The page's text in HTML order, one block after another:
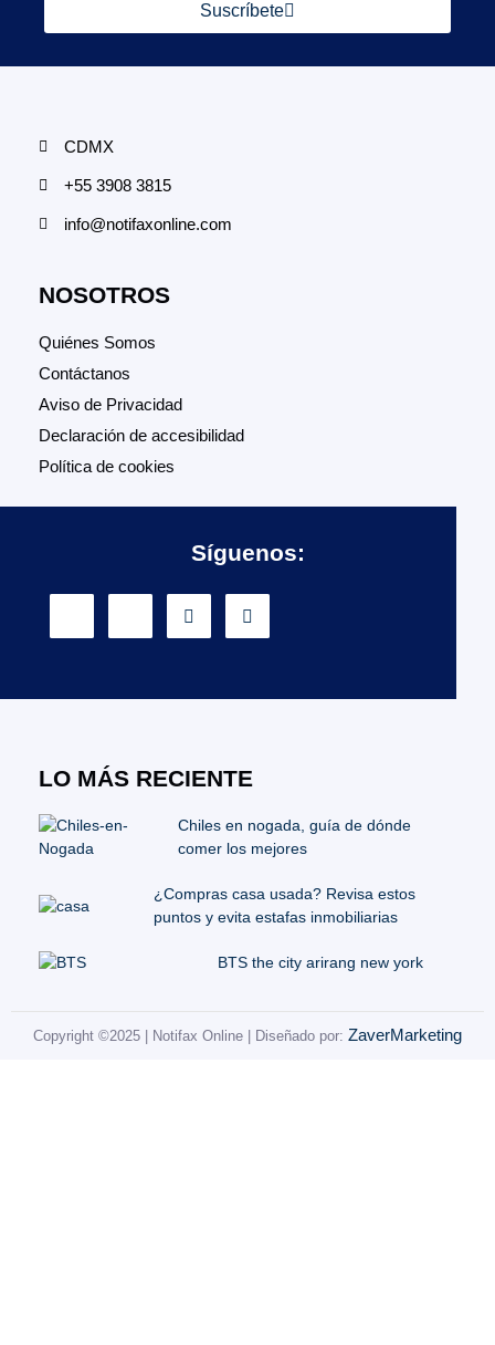
Suscríbete
CDMX
+55 3908 3815
info@notifaxonline.com
NOSOTROS
Quiénes Somos
Contáctanos
Aviso de Privacidad
Declaración de accesibilidad
Política de cookies
Síguenos:
LO MÁS RECIENTE
Chiles en nogada, guía de dónde
comer los mejores
¿Compras casa usada? Revisa estos
puntos y evita estafas inmobiliarias
BTS the city arirang new york
Copyright ©2025 | Notifax Online | Diseñado por: ZaverMarketing